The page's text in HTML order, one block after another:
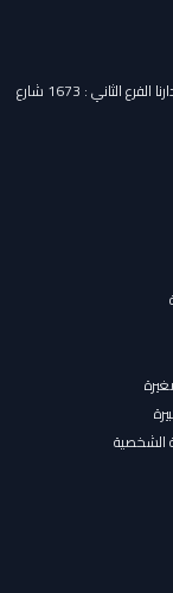
الفرع الاول : زهراء المعادي الطريق الدائري كومباوند اشجار دارنا الفرع الثاني : 1673 شارع
الشخصية